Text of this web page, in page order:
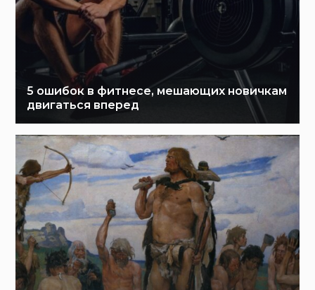
5 ошибок в фитнесе, мешающих новичкам
двигаться вперед